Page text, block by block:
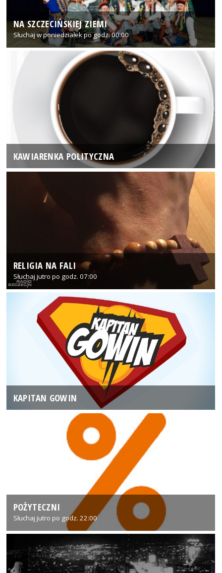
NA SZCZECIŃSKIEJ ZIEMI
Słuchaj w poniedziałek po godz. 00:00
KAWIARENKA POLITYCZNA
RELIGIA NA FALI
Słuchaj jutro po godz. 07:00
KAPITAN GOWIN
POŻYTECZNI
Słuchaj jutro po godz. 22:00